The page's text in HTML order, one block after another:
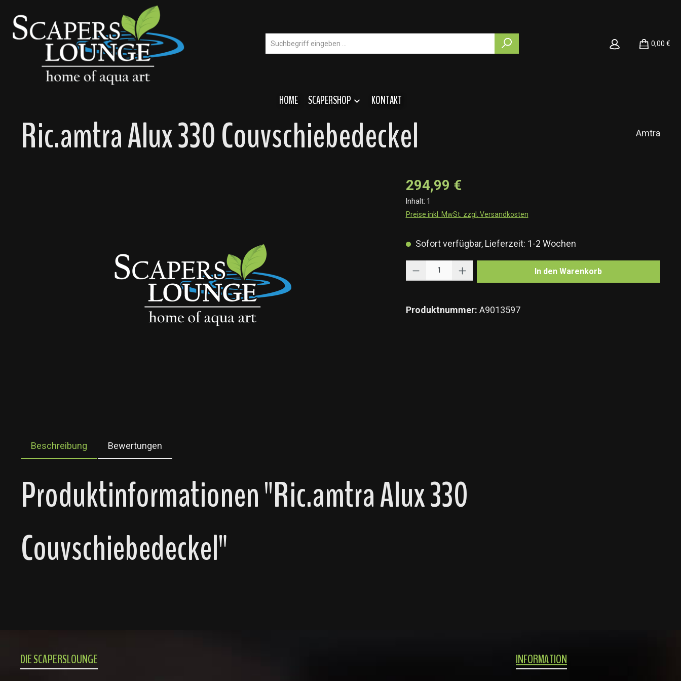
Zur Hauptnavigation springen
0,00 €
HOME SCAPERSHOP KONTAKT
Ric.amtra Alux 330 Couvschiebedeckel Amtra
294,99 €
Inhalt: 1
Preise inkl. MwSt. zzgl. Versandkosten
Sofort verfügbar, Lieferzeit: 1-2 Wochen
In den Warenkorb
Produktnummer: A9013597
Beschreibung Bewertungen
Produktinformationen "Ric.amtra Alux 330
Couvschiebedeckel"
DIE SCAPERSLOUNGE INFORMATION